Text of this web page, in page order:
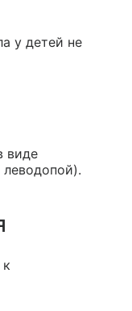
у детей не
виде